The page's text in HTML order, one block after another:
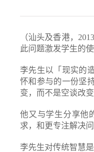
（汕头及香港，
此问题激发学生的
李先生以「现实的
怀和参与的一份坚
变，而不是空谈改变
他又与学生分享他
求，和更专注解决
李先生对传统智慧